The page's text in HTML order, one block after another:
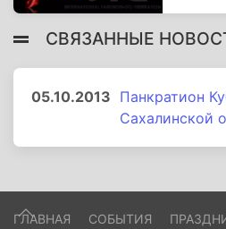
СВЯЗАННЫЕ
05.10.2013 Панкратион
Сахалинской
ГЛАВНАЯ СОБЫТИЯ